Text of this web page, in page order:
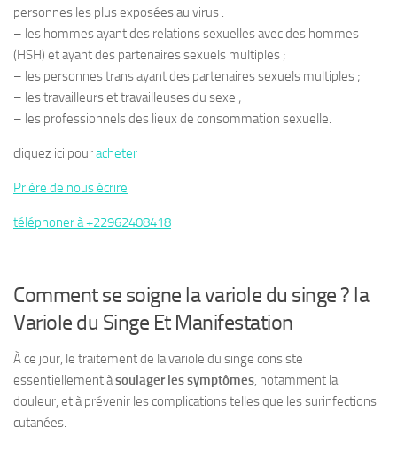
personnes les plus exposées au virus :
– les hommes ayant des relations sexuelles avec des hommes
(HSH) et ayant des partenaires sexuels multiples ;
– les personnes trans ayant des partenaires sexuels multiples ;
– les travailleurs et travailleuses du sexe ;
– les professionnels des lieux de consommation sexuelle.
cliquez ici pouracheter
Prière de nous écrire
téléphoner à +22962408418
Comment se soigne la variole du singe ? la
Variole du Singe Et Manifestation
À ce jour, le traitement de la variole du singe consiste
essentiellement àsoulager les symptômes, notamment la
douleur, et à prévenir les complications telles que les surinfections
cutanées.